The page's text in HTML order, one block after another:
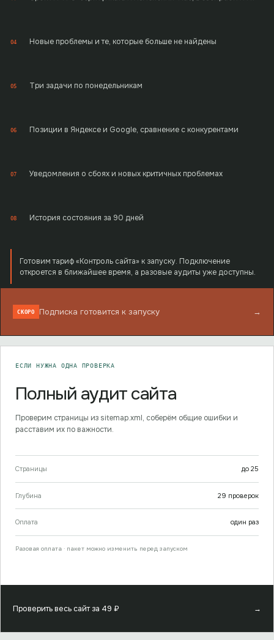
04 Новые проблемы и те, которые больше не найдены
05 Три задачи по понедельникам
06 Позиции в Яндексе и Google, сравнение с конкурентами
07 Уведомления о сбоях и новых критичных проблемах
08 История состояния за 90 дней
Готовим тариф «Контроль сайта» к запуску. Подключение
откроется в ближайшее время, а разовые аудиты уже доступны.
СКОРО Подписка готовится к запуску →
ЕСЛИ НУЖНА ОДНА ПРОВЕРКА
Полный аудит сайта
Проверим страницы из sitemap.xml, соберём общие ошибки и
расставим их по важности.
Страницы до 25
Глубина 29 проверок
Оплата один раз
Разовая оплата · пакет можно изменить перед запуском
Проверить весь сайт за 49 ₽ →